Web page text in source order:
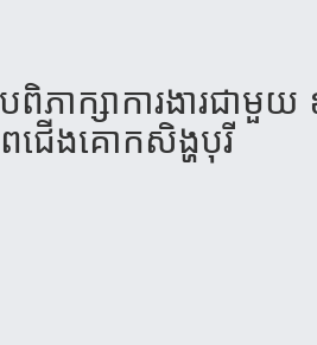
ក្សាការងារជាមួយ
ជើងគោកសិង្ហបុរី